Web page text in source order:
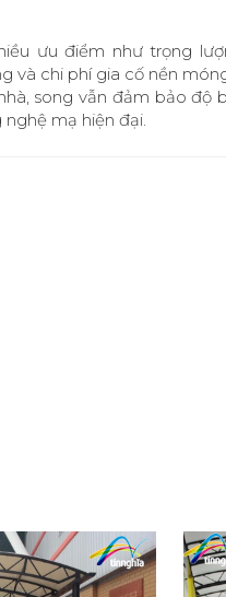
ưu điểm như trọng
và chi phí gia cố nền
song vẫn đảm bảo độ
mạ hiện đại.